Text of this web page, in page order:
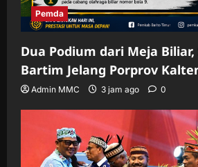
Pemda
Dua Podium dari Meja
Bartim Jelang Porprov
Admin MMC 3 jam ago 0